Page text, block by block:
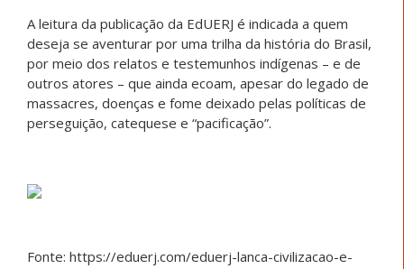
A leitura da publicação da EdUERJ é indicada a quem
deseja se aventurar por uma trilha da história do Brasil,
por meio dos relatos e testemunhos indígenas – e de
outros atores – que ainda ecoam, apesar do legado de
massacres, doenças e fome deixado pelas políticas de
perseguição, catequese e “pacificação”.
Fonte: https://eduerj.com/eduerj-lanca-civilizacao-e-